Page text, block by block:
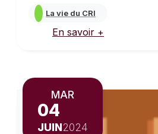
La vie du CRI
En savoir +
MAR
04
JUIN2024